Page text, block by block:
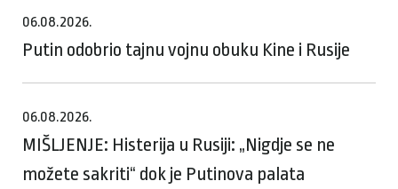
06.08.2026.
Putin odobrio tajnu vojnu obuku Kine i Rusije
06.08.2026.
MIŠLJENJE: Histerija u Rusiji: „Nigdje se ne
možete sakriti“ dok je Putinova palata